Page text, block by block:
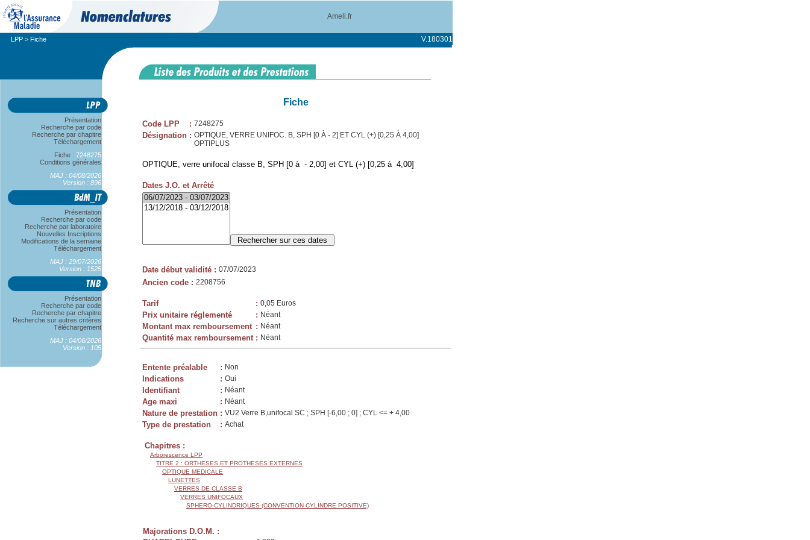
Ameli.fr
LPP > Fiche V.180301
Présentation
Recherche par code
Recherche par chapitre
Téléchargement
Fiche : 7248275
Conditions générales
MAJ : 04/08/2026
Version : 896
Présentation
Recherche par code
Recherche par laboratoire
Nouvelles Inscriptions
Modifications de la semaine
Téléchargement
MAJ : 29/07/2026
Version : 1525
Présentation
Recherche par code
Recherche par chapitre
Recherche sur autres critères
Téléchargement
MAJ : 04/06/2026
Version : 105
Fiche
Code LPP : 7248275
Désignation : OPTIQUE, VERRE UNIFOC. B, SPH [0 À - 2] ET CYL (+) [0,25 À 4,00]
OPTIPLUS
OPTIQUE, verre unifocal classe B, SPH [0 à - 2,00] et CYL (+) [0,25 à 4,00]
Dates J.O. et Arrêté
Date début validité : 07/07/2023
Ancien code : 2208756
Tarif : 0,05 Euros
Prix unitaire réglementé : Néant
Montant max remboursement : Néant
Quantité max remboursement : Néant
Entente préalable : Non
Indications : Oui
Identifiant : Néant
Age maxi : Néant
Nature de prestation : VU2 Verre B,unifocal SC ; SPH [-6,00 ; 0] ; CYL <= + 4,00
Type de prestation : Achat
Chapitres :
Arborescence LPP
TITRE 2 : ORTHESES ET PROTHESES EXTERNES
OPTIQUE MEDICALE
LUNETTES
VERRES DE CLASSE B
VERRES UNIFOCAUX
SPHERO-CYLINDRIQUES (CONVENTION CYLINDRE POSITIVE)
Majorations D.O.M. :